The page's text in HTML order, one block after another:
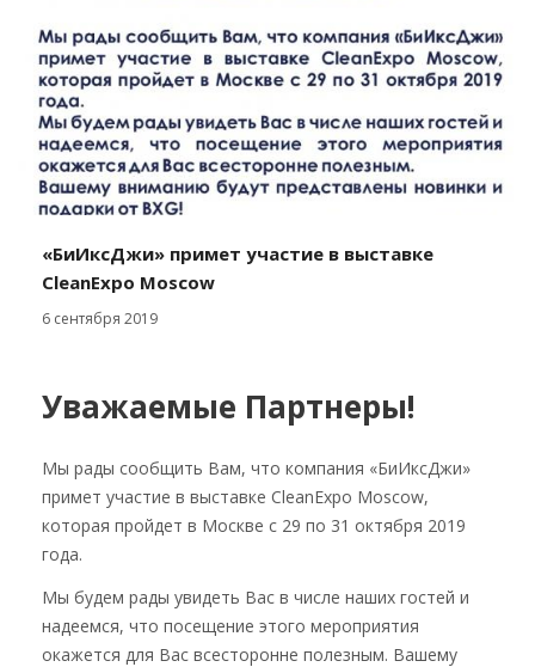
«БиИксДжи» примет участие в выставке
CleanExpo Moscow
6 сентября 2019
Уважаемые Партнеры!
Мы рады сообщить Вам, что компания «БиИксДжи»
примет участие в выставке CleanExpo Moscow,
которая пройдет в Москве с 29 по 31 октября 2019
года.
Мы будем рады увидеть Вас в числе наших гостей и
надеемся, что посещение этого мероприятия
окажется для Вас всесторонне полезным. Вашему